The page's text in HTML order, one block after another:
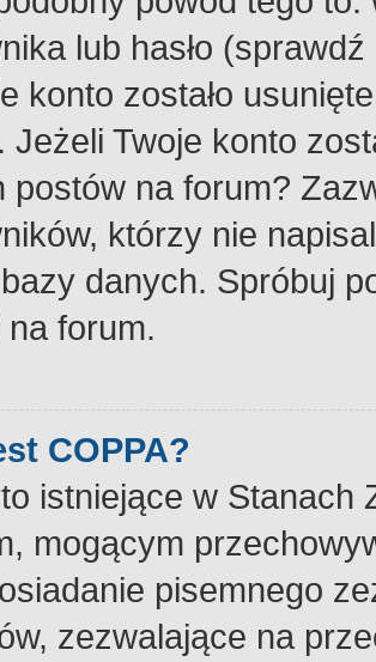
lub hasło
konto zostało
Jeżeli Twoje konto
postów na forum?
którzy nie
danych. Spróbuj
forum.
COPPA?
istniejące w Stanach
mogącym
pisemnego
zezwalające na